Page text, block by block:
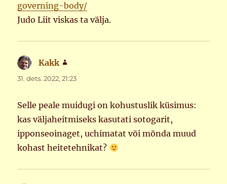
governing-body/
Judo Liit viskas ta välja.
Kakk
31. dets. 2022, 21:23
Selle peale muidugi on kohustuslik küsimus:
kas väljaheitmiseks kasutati sotogarit,
ipponseoinaget, uchimatat või mõnda muud
kohast heitetehnikat?